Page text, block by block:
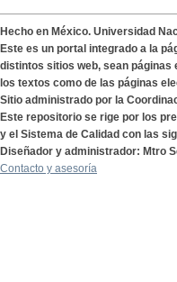
Hecho en México. Universidad
Este es un portal integrado a la
distintos sitios web, sean páginas
los textos como de las páginas
Sitio administrado por la
Este repositorio se rige por los
y el Sistema de Calidad con las
Diseñador y administrador: Mtro
Contacto y asesoría